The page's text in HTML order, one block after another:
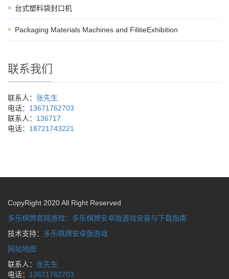
台式塑料袋封口机
Packaging Materials Machines and FilitieExhibition
联系我们
联系人： 张先生
电话： 13671762703
联系人： 136717
电话： 18721743221
CopyRight 2020 All Right Reserved
多乐棋牌官网游戏：多乐棋牌安卓版游戏安装与下载指南
技术支持： 多乐棋牌安卓版游戏
网站地图
联系人： 张先生
电话： 13671762703